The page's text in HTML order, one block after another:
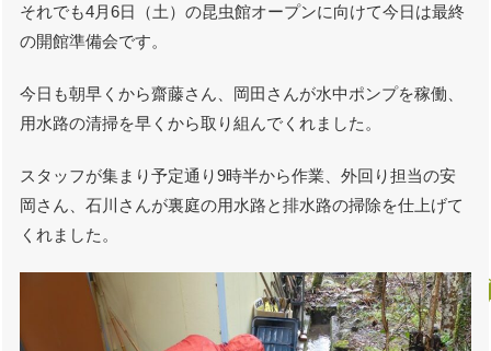
それでも4月6日（土）の昆虫館オープンに向けて今日は最終
の開館準備会です。
今日も朝早くから齋藤さん、岡田さんが水中ポンプを稼働、
用水路の清掃を早くから取り組んでくれました。
スタッフが集まり予定通り9時半から作業、外回り担当の安
岡さん、石川さんが裏庭の用水路と排水路の掃除を仕上げて
くれました。